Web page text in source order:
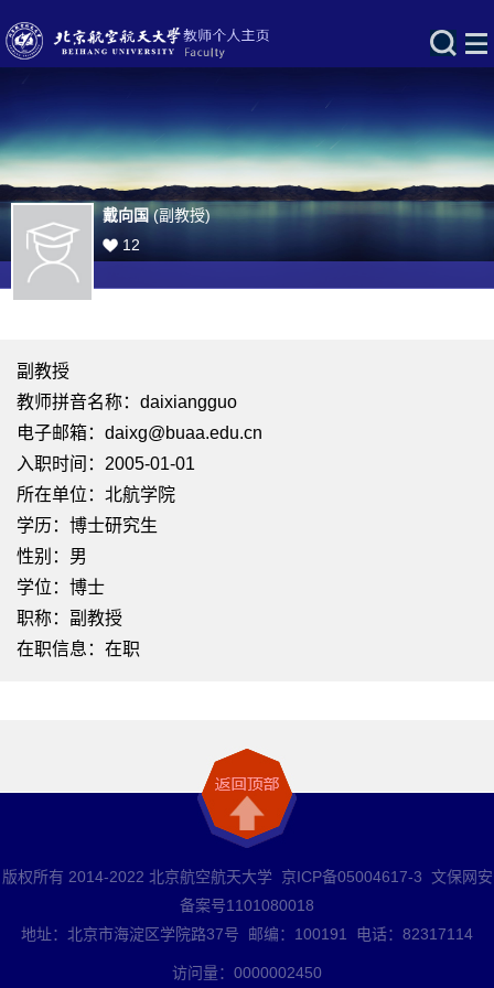
戴向国(副教授)
12
副教授
教师拼音名称：daixiangguo
电子邮箱： daixg@buaa.edu.cn
入职时间：2005-01-01
所在单位：北航学院
学历：博士研究生
性别：男
学位：博士
职称：副教授
在职信息：在职
版权所有 2014-2022 北京航空航天大学 京ICP备05004617-3 文保网安
备案号1101080018
地址：北京市海淀区学院路37号 邮编：100191 电话：82317114
访问量： 0000002450